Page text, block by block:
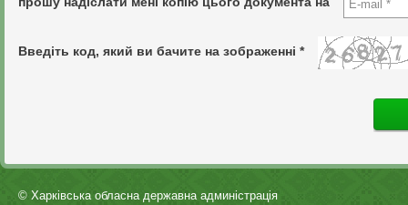
Введіть код, який ви бачите на зображенні *
© Харківська обласна державна админістрація